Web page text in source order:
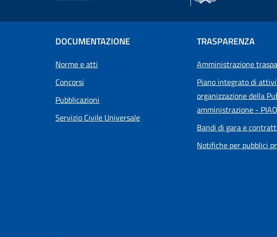
DOCUMENTAZIONE
Norme e atti
Concorsi
Pubblicazioni
Servizio Civile Universale
TRASPARENZA
Amministrazione
Piano integrato di
organizzazione della
amministrazione - PIAO
Bandi di gara e
Notifiche per pubblici